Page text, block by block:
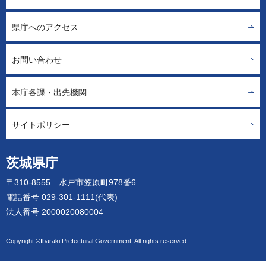
茨城県庁
〒310-8555 水戸市笠原町978番6
電話番号 029-301-1111(代表)
法人番号 2000020080004
Copyright ©Ibaraki Prefectural Government. All rights reserved.
県庁へのアクセス
お問い合わせ
本庁各課・出先機関
サイトポリシー